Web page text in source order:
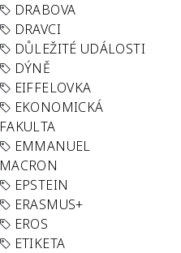
DRABOVA
DRAVCI
DŮLEŽITÉ UDÁLOSTI
DÝNĚ
EIFFELOVKA
EKONOMICKÁ
FAKULTA
EMMANUEL
MACRON
EPSTEIN
ERASMUS+
EROS
ETIKETA